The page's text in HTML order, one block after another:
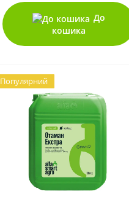
До
кошика
Популярний